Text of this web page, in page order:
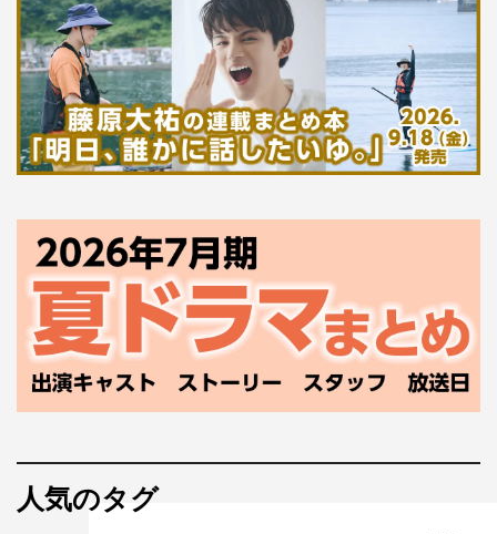
人気のタグ